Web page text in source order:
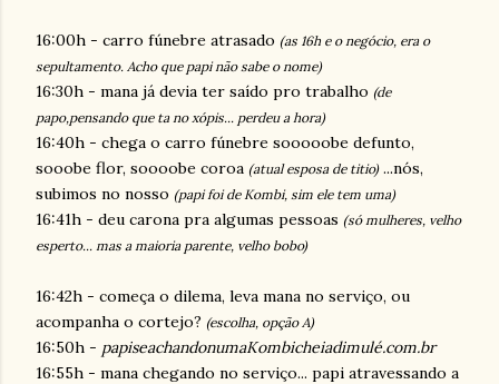
16:00h - carro fúnebre atrasado (as 16h e o negócio, era o
sepultamento. Acho que papi não sabe o nome)
16:30h - mana já devia ter saído pro trabalho (de
papo,pensando que ta no xópis... perdeu a hora)
16:40h - chega o carro fúnebre sooooobe defunto,
sooobe flor, soooobe coroa (atual esposa de titio)...nós,
subimos no nosso (papi foi de Kombi, sim ele tem uma)
16:41h - deu carona pra algumas pessoas (só mulheres, velho
esperto... mas a maioria parente, velho bobo)
16:42h - começa o dilema, leva mana no serviço, ou
acompanha o cortejo? (escolha, opção A)
16:50h - papiseachandonumaKombicheiadimulé.com.br
16:55h - mana chegando no serviço... papi atravessando a